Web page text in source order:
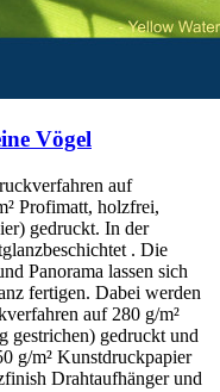
Vögel
auf
Profimatt, holzfrei,
gedruckt. In der
. Die
Panorama lassen sich
fertigen. Dabei werden
auf 280 g/m²
gestrichen) gedruckt und
g/m² Kunstdruckpapier
Drahtaufhänger und